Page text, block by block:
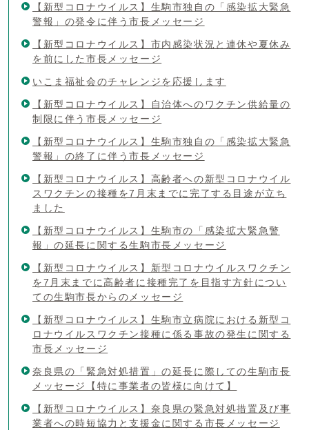
【新型コロナウイルス】生駒市独自の「感染拡大緊急
警報」の発令に伴う市長メッセージ
【新型コロナウイルス】市内感染状況と連休や夏休み
を前にした市長メッセージ
いこま福祉会のチャレンジを応援します
【新型コロナウイルス】自治体へのワクチン供給量の
制限に伴う市長メッセージ
【新型コロナウイルス】生駒市独自の「感染拡大緊急
警報」の終了に伴う市長メッセージ
【新型コロナウイルス】高齢者への新型コロナウイル
スワクチンの接種を7月末までに完了する目途が立ち
ました
【新型コロナウイルス】生駒市の「感染拡大緊急警
報」の延長に関する生駒市長メッセージ
【新型コロナウイルス】新型コロナウイルスワクチン
を7月末までに高齢者に接種完了を目指す方針につい
ての生駒市長からのメッセージ
【新型コロナウイルス】生駒市立病院における新型コ
ロナウイルスワクチン接種に係る事故の発生に関する
市長メッセージ
奈良県の「緊急対処措置」の延長に際しての生駒市長
メッセージ【特に事業者の皆様に向けて】
【新型コロナウイルス】奈良県の緊急対処措置及び事
業者への時短協力と支援金に関する市長メッセージ